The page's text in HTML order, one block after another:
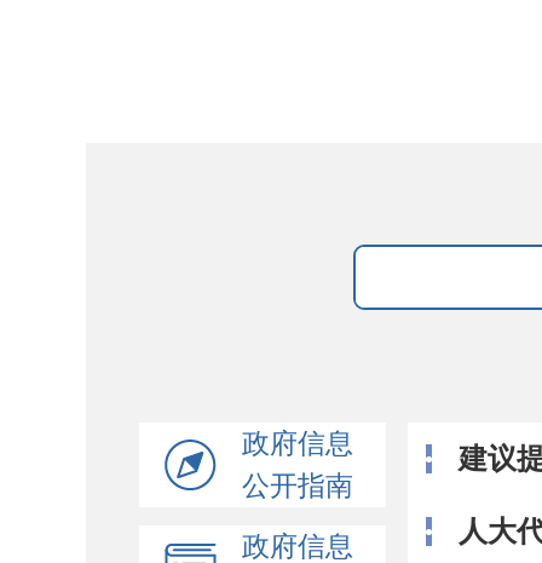
政府信息
公开指南
政府信息
建议
人大